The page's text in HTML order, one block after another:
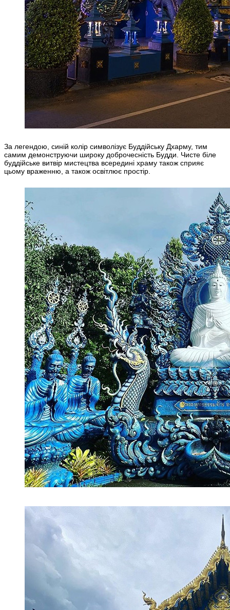
За легендою, синій колір символізує Буддійську Дхарму, тим
самим демонструючи широку доброчесність Будди. Чисте біле
буддійське витвір мистецтва всередині храму також сприяє
цьому враженню, а також освітлює простір.